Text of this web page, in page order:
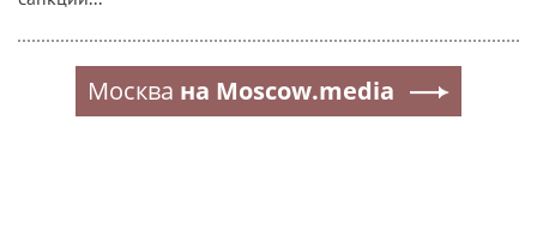
Москва на Moscow.media